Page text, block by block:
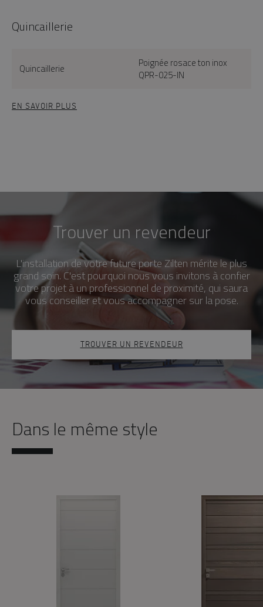
Quincaillerie
Quincaillerie Poignée rosace ton inox
QPR-025-IN
EN SAVOIR PLUS
Trouver un revendeur
L'installation de votre future porte Zilten mérite le plus
grand soin. C'est pourquoi nous vous invitons à confier
votre projet à un professionnel de proximité, qui saura
vous conseiller et vous accompagner sur la pose.
TROUVER UN REVENDEUR
Dans le même style